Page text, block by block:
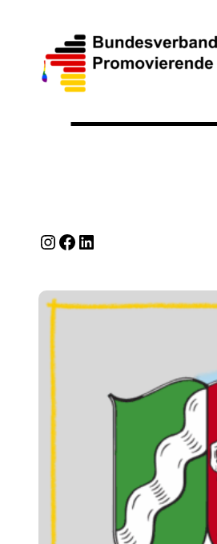
InstagramFacebook LinkedIn